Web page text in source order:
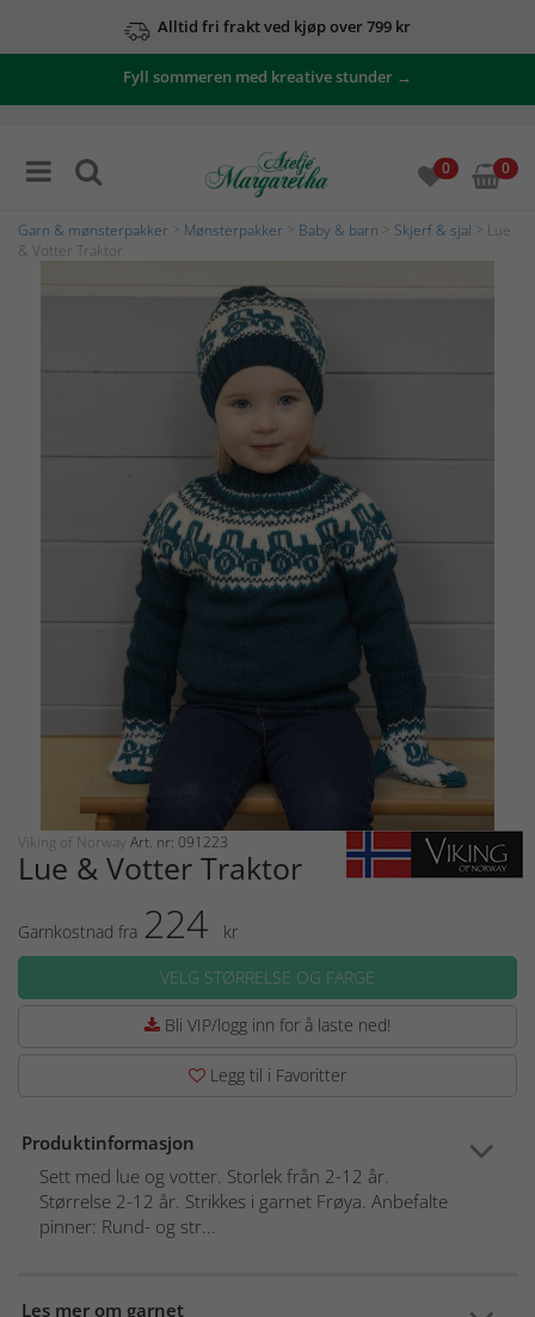
Alltid fri frakt ved kjøp over 799 kr
Fyll sommeren med kreative stunder →
0 0
Garn & mønsterpakker Mønsterpakker Baby & barn Skjerf & sjal > Lue
& Votter Traktor
Viking of Norway Art. nr: 091223
Lue & Votter Traktor
Garnkostnad fra 224
kr
VELG STØRRELSE OG FARGE
Bli VIP/logg inn for å laste ned!
Legg til i Favoritter
Produktinformasjon
Sett med lue og votter. Storlek från 2-12 år.
Størrelse 2-12 år. Strikkes i garnet Frøya. Anbefalte
pinner: Rund- og str...
Les mer om garnet